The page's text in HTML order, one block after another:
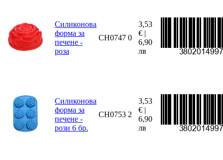
Силиконова
форма за
печене -
роза
CH0747 0
3,53
€ |
6,90
лв
Силиконова
форма за
печене -
рози 6 бр.
CH0753 2
3,53
€ |
6,90
лв